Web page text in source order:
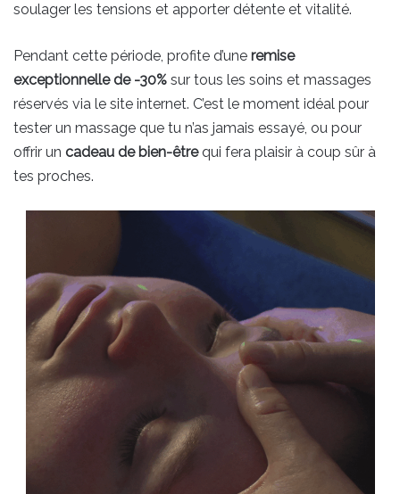
soulager les tensions et apporter détente et vitalité.
Pendant cette période, profite d’une remise
exceptionnelle de -30% sur tous les soins et massages
réservés via le site internet. C’est le moment idéal pour
tester un massage que tu n’as jamais essayé, ou pour
offrir un cadeau de bien-êtrequi fera plaisir à coup sûr à
tes proches.